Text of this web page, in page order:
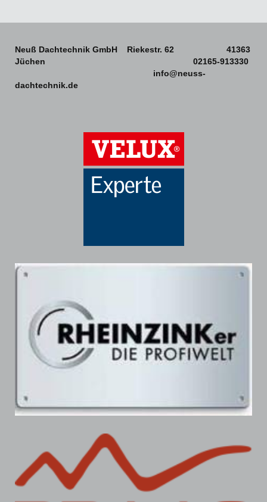
Neuß Dachtechnik GmbH Riekestr. 62 41363
Jüchen 02165-913330
info@neuss-
dachtechnik.de